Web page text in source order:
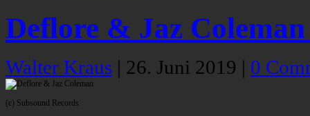
Deflore & Jaz
Walter Kraus | 26. Juni 2019 | 0
(c) Subsound Records